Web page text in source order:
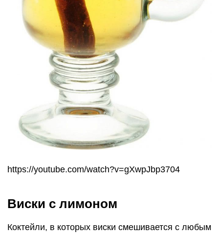
https://youtube.com/watch?v=gXwpJbp3704
Виски с лимоном
Коктейли, в которых виски смешивается с любым